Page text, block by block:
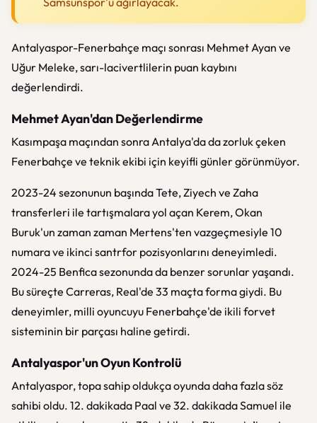
Antalyaspor-Fenerbahçe maçı sonrası Mehmet Ayan ve
Uğur Meleke, sarı-lacivertlilerin puan kaybını
değerlendirdi.
Mehmet Ayan'dan Değerlendirme
Kasımpaşa maçından sonra Antalya'da da zorluk çeken
Fenerbahçe ve teknik ekibi için keyifli günler görünmüyor.
2023-24 sezonunun başında Tete, Ziyech ve Zaha
transferleri ile tartışmalara yol açan Kerem, Okan
Buruk'un zaman zaman Mertens'ten vazgeçmesiyle 10
numara ve ikinci santrfor pozisyonlarını deneyimledi.
2024-25 Benfica sezonunda da benzer sorunlar yaşandı.
Bu süreçte Carreras, Real'de 33 maçta forma giydi. Bu
deneyimler, milli oyuncuyu Fenerbahçe'de ikili forvet
sisteminin bir parçası haline getirdi.
Antalyaspor'un Oyun Kontrolü
Antalyaspor, topa sahip oldukça oyunda daha fazla söz
sahibi oldu. 12. dakikada Paal ve 32. dakikada Samuel ile